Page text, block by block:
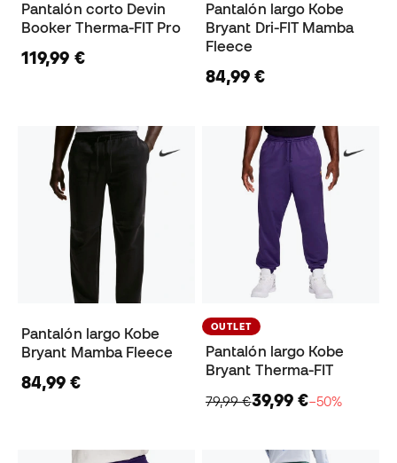
Pantalón corto Devin
Booker Therma-FIT Pro
119,99 €
Pantalón largo Kobe
Bryant Dri-FIT Mamba
Fleece
84,99 €
Pantalón largo Kobe
Bryant Mamba Fleece
84,99 €
OUTLET
Pantalón largo Kobe
Bryant Therma-FIT
79,99 €39,99 €−50%